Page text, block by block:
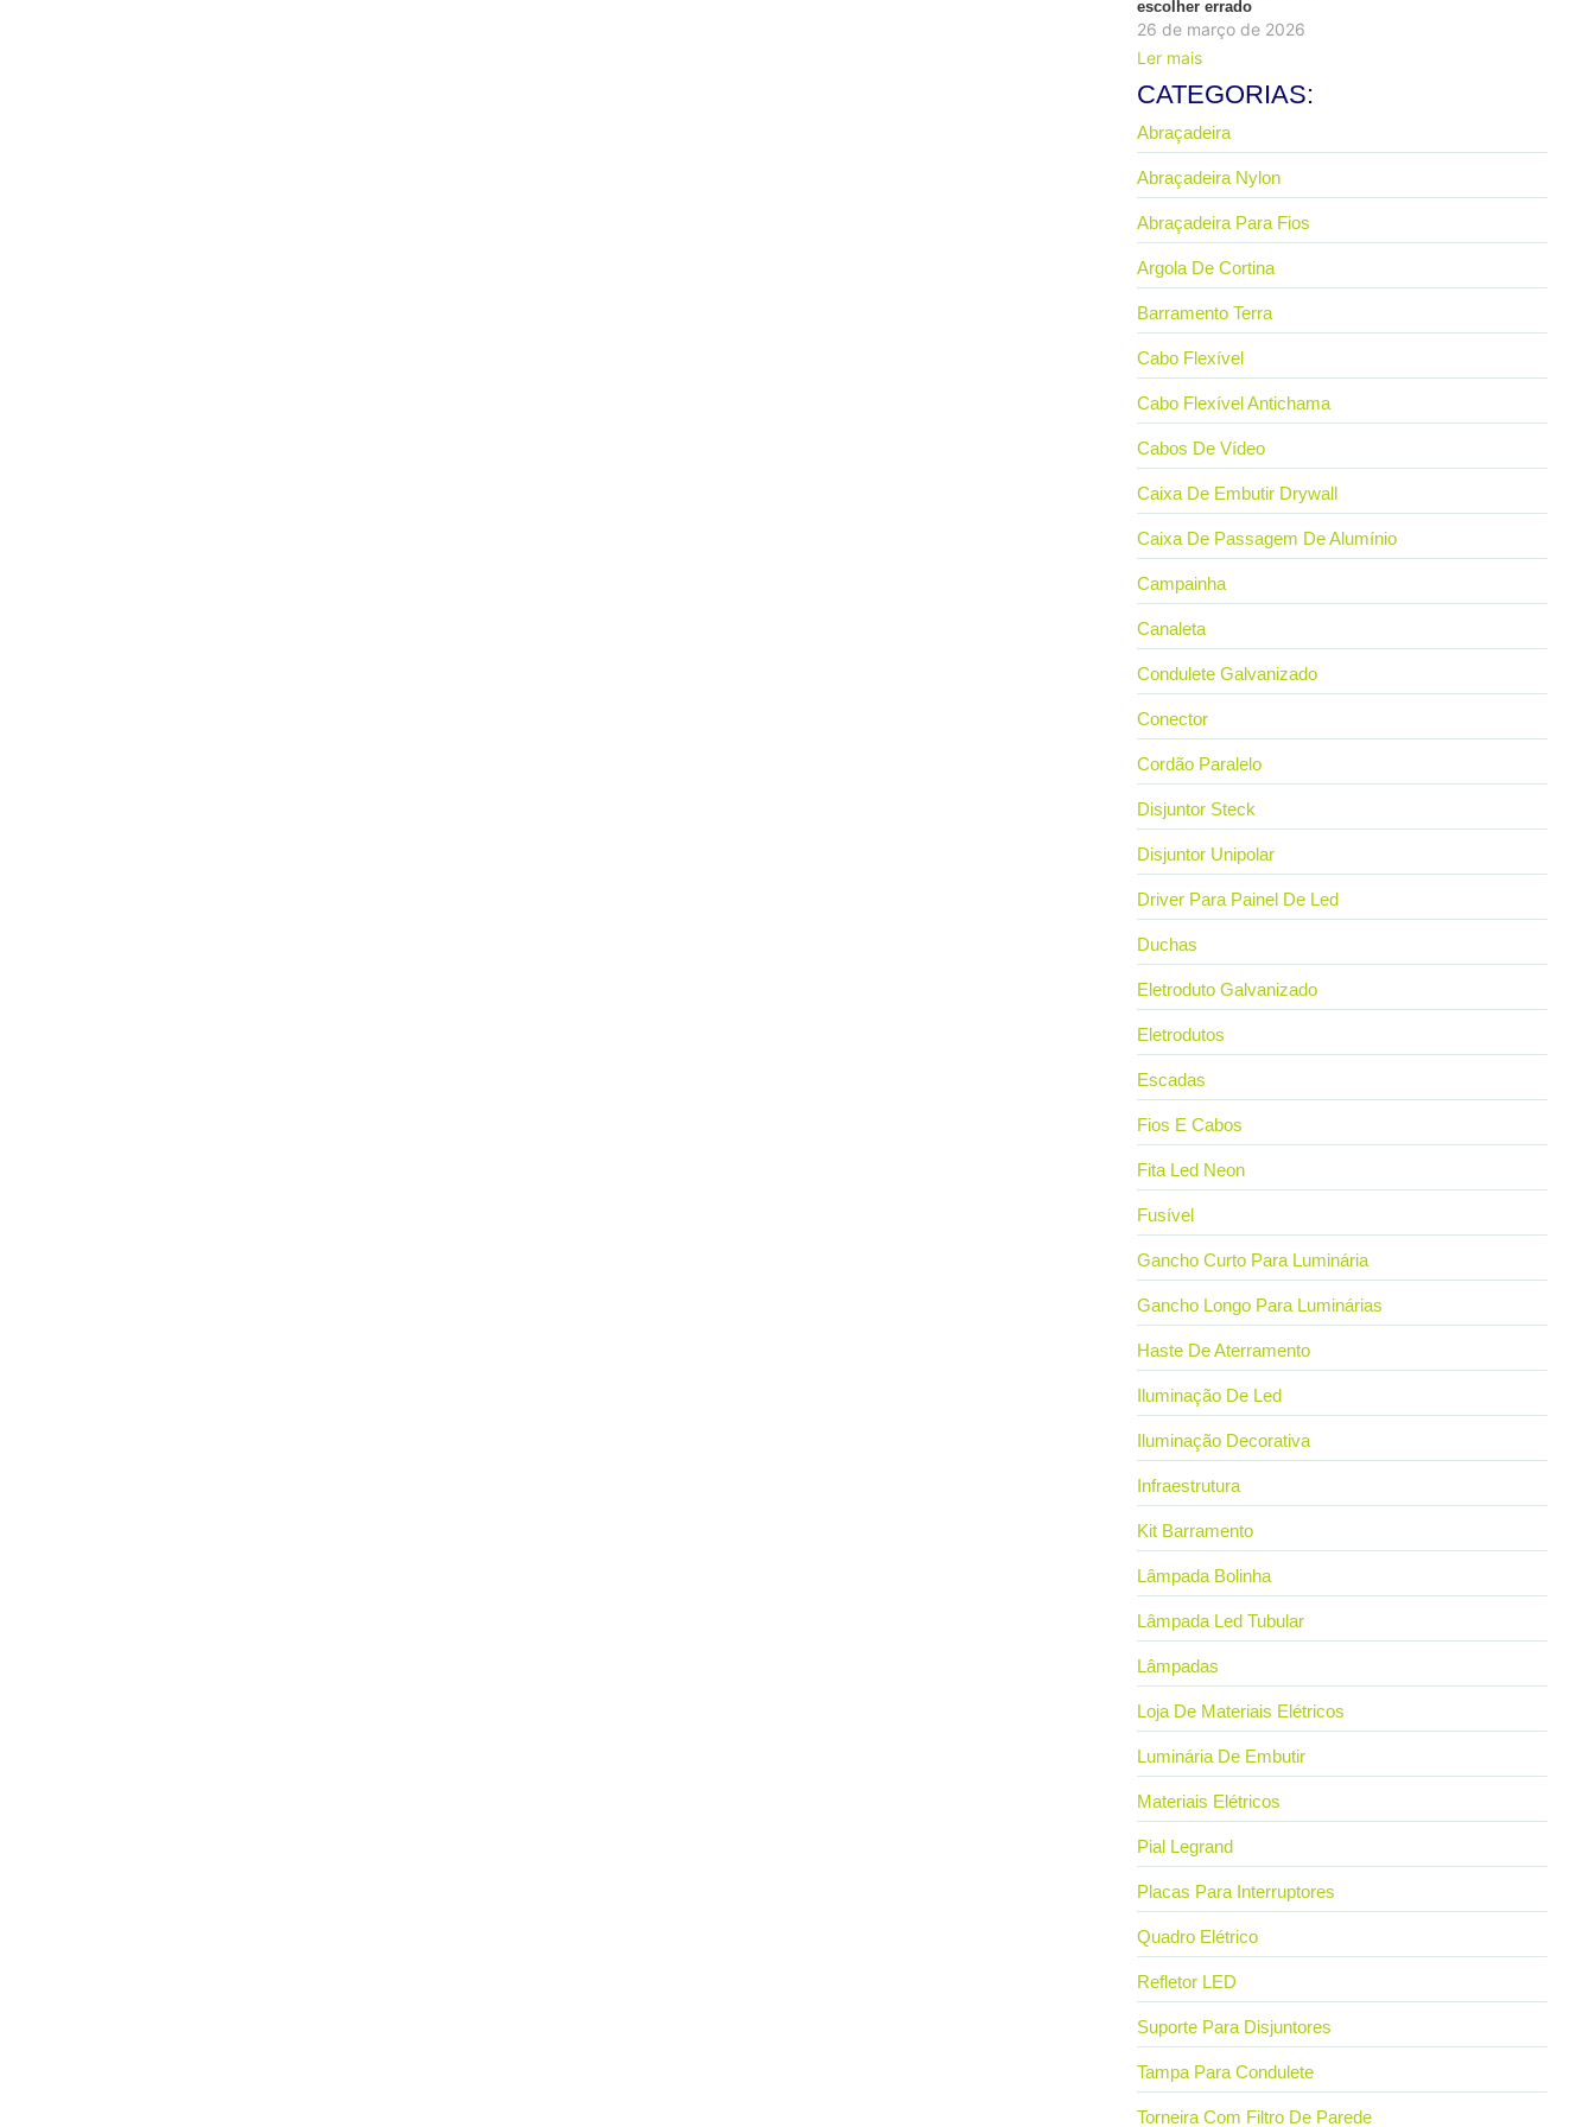
escolher errado
26 de março de 2026
Ler mais
CATEGORIAS:
Abraçadeira
Abraçadeira Nylon
Abraçadeira Para Fios
Argola De Cortina
Barramento Terra
Cabo Flexível
Cabo Flexível Antichama
Cabos De Vídeo
Caixa De Embutir Drywall
Caixa De Passagem De Alumínio
Campainha
Canaleta
Condulete Galvanizado
Conector
Cordão Paralelo
Disjuntor Steck
Disjuntor Unipolar
Driver Para Painel De Led
Duchas
Eletroduto Galvanizado
Eletrodutos
Escadas
Fios E Cabos
Fita Led Neon
Fusível
Gancho Curto Para Luminária
Gancho Longo Para Luminárias
Haste De Aterramento
Iluminação De Led
Iluminação Decorativa
Infraestrutura
Kit Barramento
Lâmpada Bolinha
Lâmpada Led Tubular
Lâmpadas
Loja De Materiais Elétricos
Luminária De Embutir
Materiais Elétricos
Pial Legrand
Placas Para Interruptores
Quadro Elétrico
Refletor LED
Suporte Para Disjuntores
Tampa Para Condulete
Torneira Com Filtro De Parede